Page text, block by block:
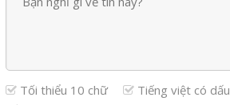
Tối thiểu 10 chữ Tiếng việt có dấu